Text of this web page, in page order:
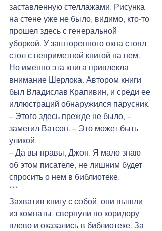
заставленную стеллажами. Рисунка
на стене уже не было, видимо, кто-то
прошел здесь с генеральной
уборкой. У зашторенного окна стоял
стол с неприметной книгой на нем.
Но именно эта книга привлекла
внимание Шерлока. Автором книги
был Владислав Крапивин, и среди ее
иллюстраций обнаружился парусник.
– Этого здесь прежде не было, –
заметил Ватсон. – Это может быть
уликой.
– Да вы правы, Джон. Я мало знаю
об этом писателе, не лишним будет
спросить о нем в библиотеке.
***
Захватив книгу с собой, они вышли
из комнаты, свернули по коридору
влево и оказались в библиотеке. За